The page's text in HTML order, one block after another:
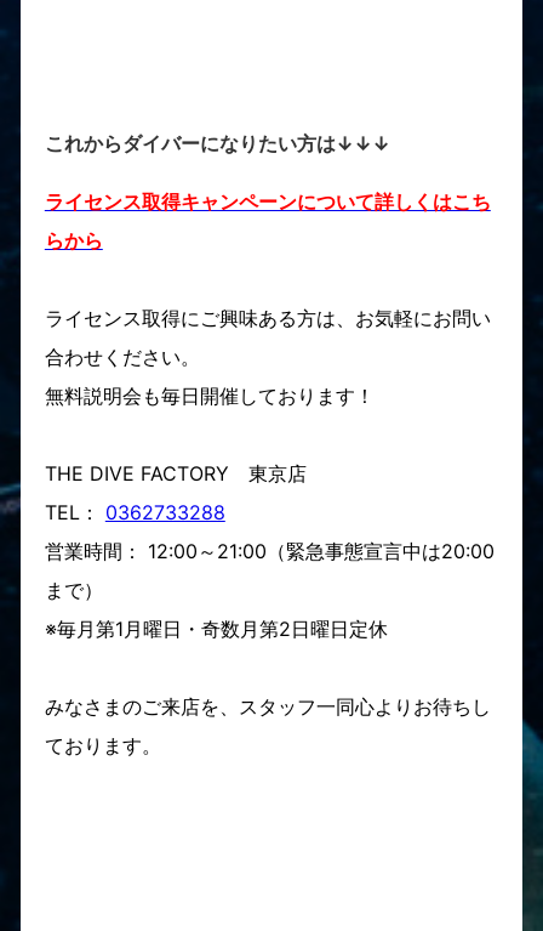
これからダイバーになりたい方は↓↓↓
ライセンス取得キャンペーンについて詳しくはこち
らから
ライセンス取得にご興味ある方は、お気軽にお問い
合わせください。
無料説明会も毎日開催しております！
THE DIVE FACTORY 東京店
TEL： 0362733288
営業時間： 12:00～21:00（緊急事態宣言中は20:00
まで）
※毎月第1月曜日・奇数月第2日曜日定休
みなさまのご来店を、スタッフ一同心よりお待ちし
ております。